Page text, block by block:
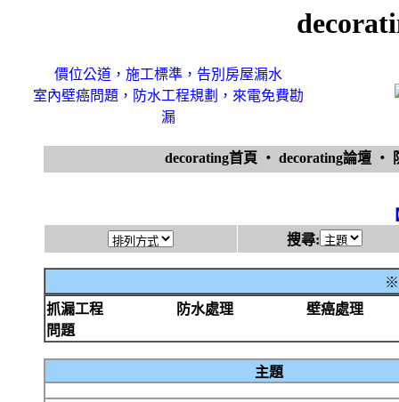
價位公道，施工標準，告別房屋漏水
室內壁癌問題，防水工程規劃，來電免費勘
漏
decorating首頁 ‧ decorating論壇 ‧
搜尋:
※
抓漏工程
防水處理
壁癌處理
問題
主題